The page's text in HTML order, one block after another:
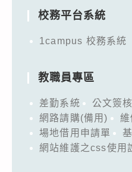
校務平台系統
1campus 校務系統
教職員專區
差勤系統 公文簽核
網路請購(備用)
維
場地借用申請單
網站維護之css使用